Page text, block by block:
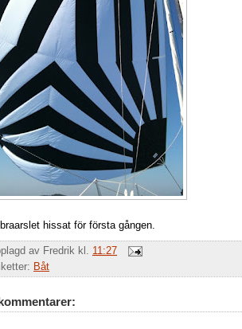
hissat för första gången.
av Fredrik kl. 11:27
Båt